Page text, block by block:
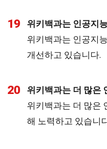
19
위키백과는 인공지
위키백과는 인공지
개선하고 있습니다.
20
위키백과는 더 많은
위키백과는 더 많은
해 노력하고 있습니